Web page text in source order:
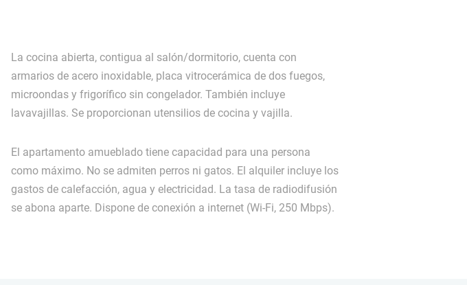
La cocina abierta, contigua al salón/dormitorio, cuenta con
armarios de acero inoxidable, placa vitrocerámica de dos fuegos,
microondas y frigorífico sin congelador. También incluye
lavavajillas. Se proporcionan utensilios de cocina y vajilla.
El apartamento amueblado tiene capacidad para una persona
como máximo. No se admiten perros ni gatos. El alquiler incluye los
gastos de calefacción, agua y electricidad. La tasa de radiodifusión
se abona aparte. Dispone de conexión a internet (Wi-Fi, 250 Mbps).